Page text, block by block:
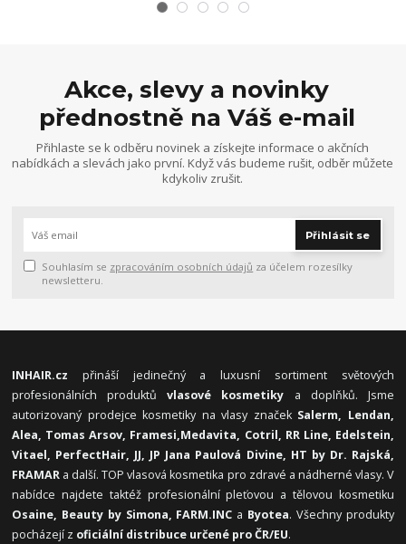
Akce, slevy a novinky
přednostně na Váš e-mail
Přihlaste se k odběru novinek a získejte informace o akčních
nabídkách a slevách jako první. Když vás budeme rušit, odběr můžete
kdykoliv zrušit.
Přihlásit se
Souhlasím se zpracováním osobních údajů za účelem rozesílky
newsletteru.
INHAIR.cz přináší jedinečný a luxusní sortiment světových
profesionálních produktůvlasové kosmetiky a doplňků. Jsme
autorizovaný prodejce kosmetiky na vlasy značek Salerm, Lendan,
Alea, Tomas Arsov, Framesi,Medavita, Cotril, RR Line, Edelstein,
Vitael, PerfectHair, JJ, JP Jana Paulová Divine, HT by Dr. Rajská,
FRAMAR a další. TOP vlasová kosmetika pro zdravé a nádherné vlasy. V
nabídce najdete taktéž profesionální pleťovou a tělovou kosmetiku
Osaine, Beauty by Simona, FARM.INC a Byotea. Všechny produkty
pocházejí z oficiální distribuce určené pro ČR/EU.